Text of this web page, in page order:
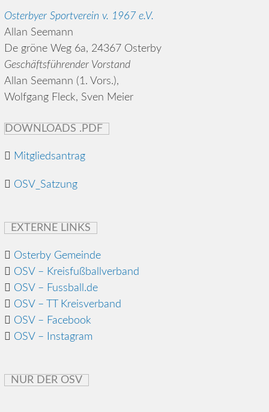
Osterbyer Sportverein v. 1967 e.V.
Allan Seemann
De gröne Weg 6a, 24367 Osterby
Geschäftsführender Vorstand
Allan Seemann (1. Vors.),
Wolfgang Fleck, Sven Meier
DOWNLOADS .PDF
Mitgliedsantrag
OSV_Satzung
EXTERNE LINKS
Osterby Gemeinde
OSV – Kreisfußballverband
OSV – Fussball.de
OSV – TT Kreisverband
OSV – Facebook
OSV – Instagram
NUR DER OSV